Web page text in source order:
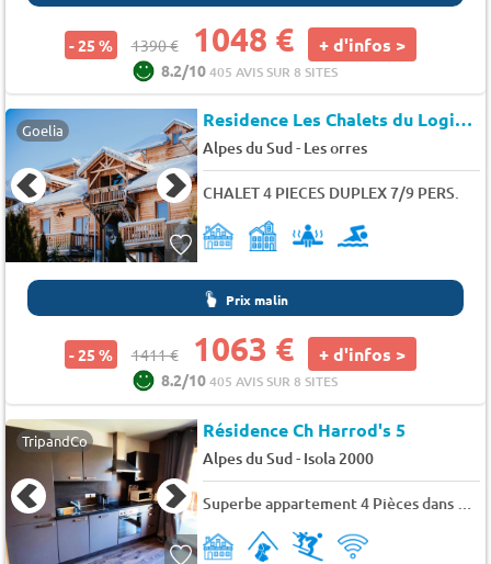
- 25 % 1390 € 1048 € + d'infos >
8.2/10405 AVIS SUR 8 SITES
Goelia Residence Les Chalets du Logis d'Orres
Alpes du Sud- Les orres
CHALET 4 PIECES DUPLEX 7/9 PERS.
Prix malin
- 25 % 1411 € 1063 € + d'infos >
8.2/10405 AVIS SUR 8 SITES
TripandCo Résidence Ch Harrod's 5
Alpes du Sud- Isola 2000
Superbe appartement 4 Pièces dans chalet - 8 pers. - 76m2 - TV